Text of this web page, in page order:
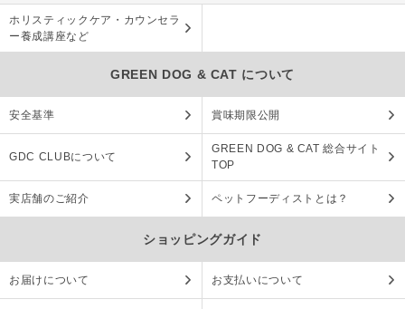
ホリスティックケア・カウンセラ
ー養成講座など
GREEN DOG & CAT について
安全基準 賞味期限公開
GDC CLUBについて
GREEN DOG & CAT 総合サイト
TOP
実店舗のご紹介 ペットフーディストとは？
ショッピングガイド
お届けについて お支払いについて